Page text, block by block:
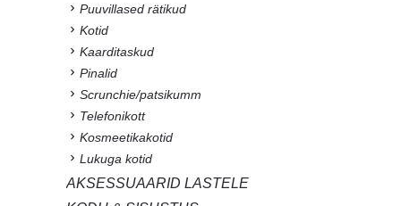
Puuvillased rätikud
Kotid
Kaarditaskud
Pinalid
Scrunchie/patsikumm
Telefonikott
Kosmeetikakotid
Lukuga kotid
AKSESSUAARID LASTELE